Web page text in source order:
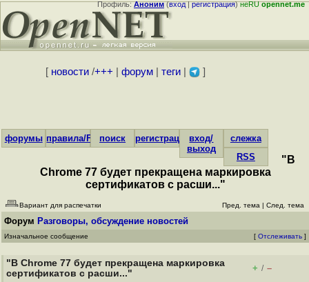
Профиль:Аноним(вход|регистрация)неRUopennet.me
[ новости/+++ форум| теги| ]
форумы правила/FAQпоиск регистрациявход/
выход
слежка
RSS
"В
Chrome 77 будет прекращена маркировка
сертификатов с расши..."
Вариант для распечатки Пред. тема | След. тема
Форум Разговоры, обсуждение новостей
Изначальное сообщение [ Отслеживать ]
"В Chrome 77 будет прекращена маркировка
сертификатов с расши..."
+ / –